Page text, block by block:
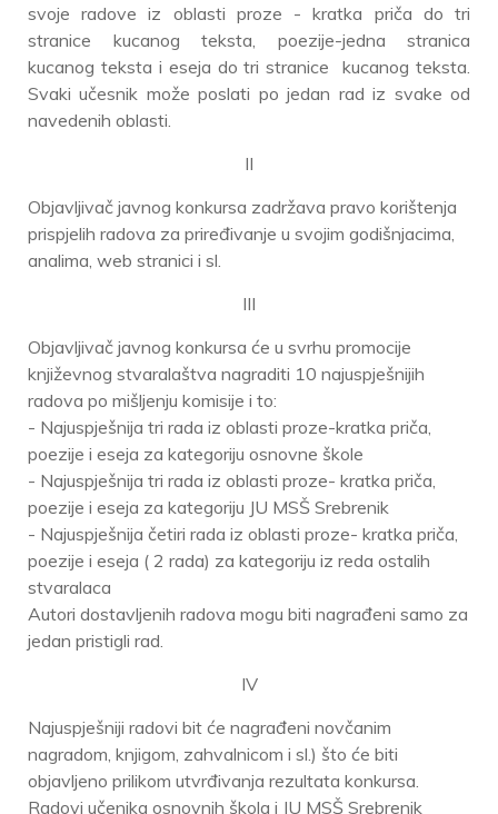
svoje radove iz oblasti proze - kratka priča do tri
stranice kucanog teksta, poezije-jedna stranica
kucanog teksta i eseja do tri stranice kucanog teksta.
Svaki učesnik može poslati po jedan rad iz svake od
navedenih oblasti.
II
Objavljivač javnog konkursa zadržava pravo korištenja
prispjelih radova za priređivanje u svojim godišnjacima,
analima, web stranici i sl.
III
Objavljivač javnog konkursa će u svrhu promocije
književnog stvaralaštva nagraditi 10 najuspješnijih
radova po mišljenju komisije i to:
- Najuspješnija tri rada iz oblasti proze-kratka priča,
poezije i eseja za kategoriju osnovne škole
- Najuspješnija tri rada iz oblasti proze- kratka priča,
poezije i eseja za kategoriju JU MSŠ Srebrenik
- Najuspješnija četiri rada iz oblasti proze- kratka priča,
poezije i eseja ( 2 rada) za kategoriju iz reda ostalih
stvaralaca
Autori dostavljenih radova mogu biti nagrađeni samo za
jedan pristigli rad.
IV
Najuspješniji radovi bit će nagrađeni novčanim
nagradom, knjigom, zahvalnicom i sl.) što će biti
objavljeno prilikom utvrđivanja rezultata konkursa.
Radovi učenika osnovnih škola i JU MSŠ Srebrenik